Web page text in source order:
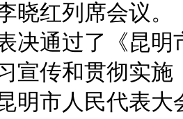
晓红列席会议。
通过了《昆明
宣传和贯彻实
明市人民代表